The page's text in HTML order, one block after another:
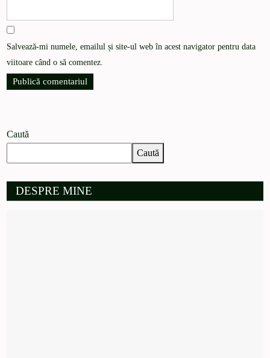
Salvează-mi numele, emailul și site-ul web în acest navigator pentru data
viitoare când o să comentez.
Caută
Caută
DESPRE MINE